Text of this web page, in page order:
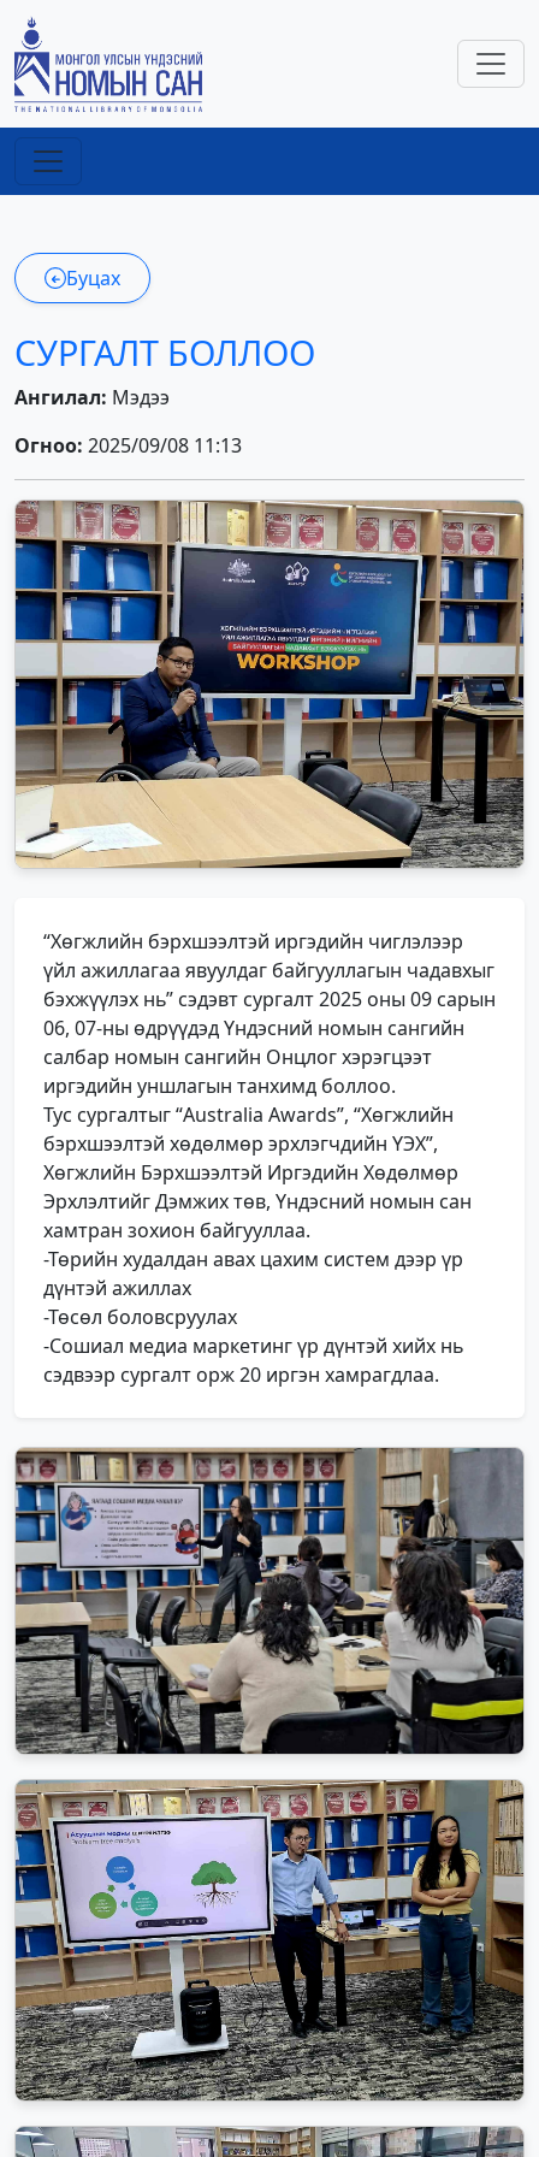
Буцах
СУРГАЛТ БОЛЛОО
Ангилал: Мэдээ
Огноо: 2025/09/08 11:13
“Хөгжлийн бэрхшээлтэй иргэдийн чиглэлээр
үйл ажиллагаа явуулдаг байгууллагын чадавхыг
бэхжүүлэх нь” сэдэвт сургалт 2025 оны 09 сарын
06, 07-ны өдрүүдэд Үндэсний номын сангийн
салбар номын сангийн Онцлог хэрэгцээт
иргэдийн уншлагын танхимд боллоо.
Тус сургалтыг “Australia Awards”, “Хөгжлийн
бэрхшээлтэй хөдөлмөр эрхлэгчдийн ҮЭХ”,
Хөгжлийн Бэрхшээлтэй Иргэдийн Хөдөлмөр
Эрхлэлтийг Дэмжих төв, Үндэсний номын сан
хамтран зохион байгууллаа.
-Төрийн худалдан авах цахим систем дээр үр
дүнтэй ажиллах
-Төсөл боловсруулах
-Сошиал медиа маркетинг үр дүнтэй хийх нь
сэдвээр сургалт орж 20 иргэн хамрагдлаа.